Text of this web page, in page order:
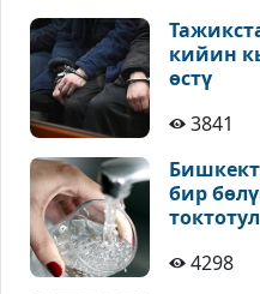
кийин
өстү
3841
бир
4298